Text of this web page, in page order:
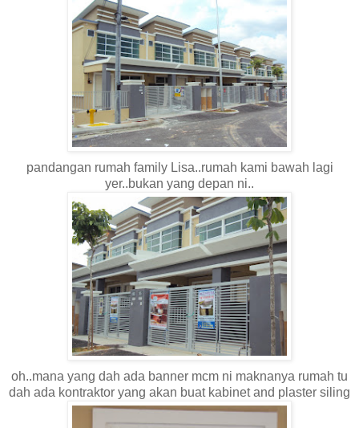
pandangan rumah family Lisa..rumah kami bawah lagi
yer..bukan yang depan ni..
oh..mana yang dah ada banner mcm ni maknanya rumah tu
dah ada kontraktor yang akan buat kabinet and plaster siling